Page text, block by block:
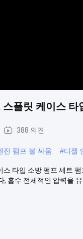
플릿 케이스 타
388 의견
진 펌프 불 싸움 #디젤
타입 소방 펌프 세트
흡수 전체적인 압력을 유